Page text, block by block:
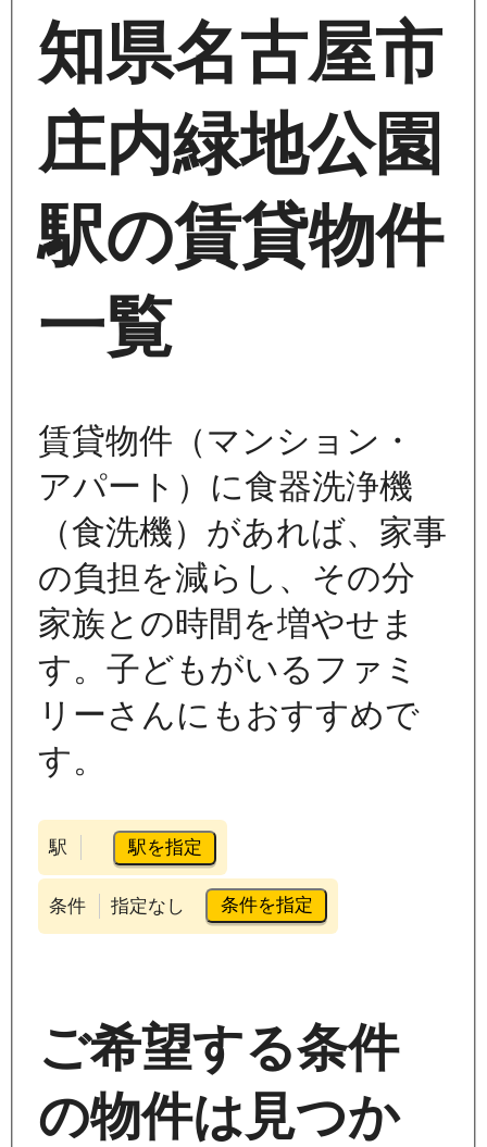
知県名古屋市
庄内緑地公園
駅の賃貸物件
一覧
賃貸物件（マンション・
アパート）に食器洗浄機
（食洗機）があれば、家事
の負担を減らし、その分
家族との時間を増やせま
す。子どもがいるファミ
リーさんにもおすすめで
す。
駅 駅を指定
条件 指定なし 条件を指定
ご希望する条件
の物件は見つか